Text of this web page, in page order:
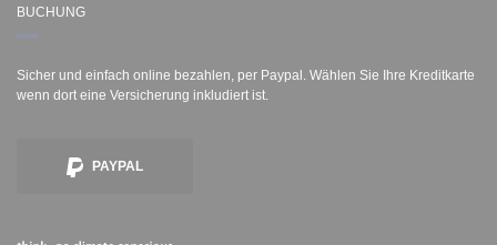
BUCHUNG
Sicher und einfach online bezahlen, per Paypal. Wählen Sie Ihre Kreditkarte
wenn dort eine Versicherung inkludiert ist.
PAYPAL